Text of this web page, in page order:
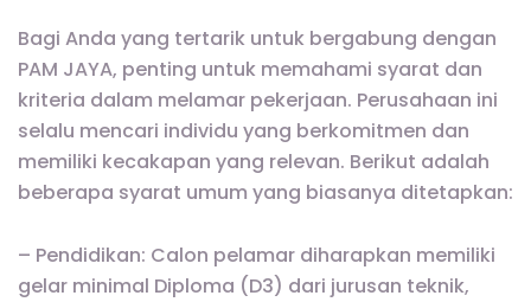
Bagi Anda yang tertarik untuk bergabung dengan
PAM JAYA, penting untuk memahami syarat dan
kriteria dalam melamar pekerjaan. Perusahaan ini
selalu mencari individu yang berkomitmen dan
memiliki kecakapan yang relevan. Berikut adalah
beberapa syarat umum yang biasanya ditetapkan:
– Pendidikan: Calon pelamar diharapkan memiliki
gelar minimal Diploma (D3) dari jurusan teknik,